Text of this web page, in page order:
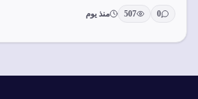
0
507 منذ يوم